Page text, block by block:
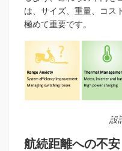
は、サイズ、重量、コス
極めて重要です。
設
航続距離への不安